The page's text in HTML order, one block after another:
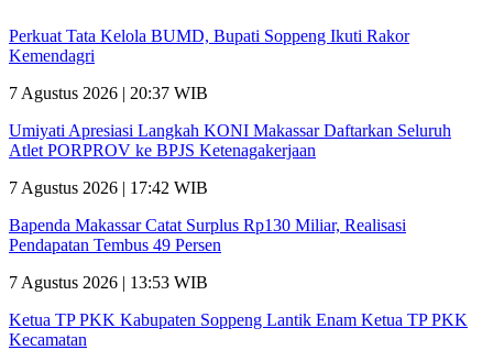
Perkuat Tata Kelola BUMD, Bupati Soppeng Ikuti Rakor
Kemendagri
7 Agustus 2026 | 20:37 WIB
Umiyati Apresiasi Langkah KONI Makassar Daftarkan Seluruh
Atlet PORPROV ke BPJS Ketenagakerjaan
7 Agustus 2026 | 17:42 WIB
Bapenda Makassar Catat Surplus Rp130 Miliar, Realisasi
Pendapatan Tembus 49 Persen
7 Agustus 2026 | 13:53 WIB
Ketua TP PKK Kabupaten Soppeng Lantik Enam Ketua TP PKK
Kecamatan